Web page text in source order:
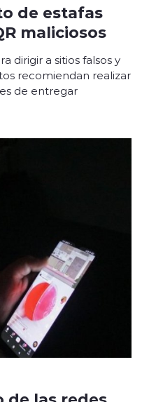
de estafas
maliciosos
dirigir a sitios falsos y
recomiendan realizar
de entregar